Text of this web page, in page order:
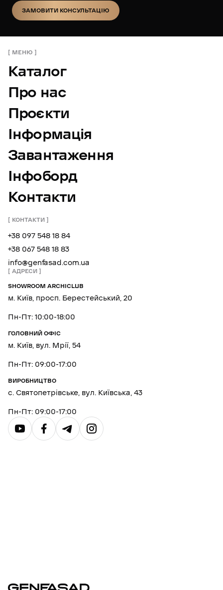
ЗАМОВИТИ КОНСУЛЬТАЦІЮ
МЕНЮ
Каталог
Про нас
Проєкти
Інформація
Завантаження
Інфоборд
Контакти
КОНТАКТИ
+38 097 548 18 84
+38 067 548 18 83
info@genfasad.com.ua
АДРЕСИ
SHOWROOM ARCHICLUB
м. Київ, просп. Берестейський, 20
Пн-Пт: 10:00-18:00
ГОЛОВНИЙ ОФІС
м. Київ, вул. Мрії, 54
Пн-Пт: 09:00-17:00
ВИРОБНИЦТВО
с. Святопетрівське, вул. Київська, 43
Пн-Пт: 09:00-17:00